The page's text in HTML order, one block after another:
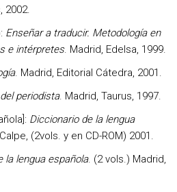
2002.
Enseñar a traducir. Metodología en
e intérpretes. Madrid, Edelsa, 1999.
. Madrid, Editorial Cátedra, 2001.
periodista. Madrid, Taurus, 1997.
Diccionario de la lengua
(2vols. y en CD-ROM) 2001.
la lengua española. (2 vols.) Madrid,